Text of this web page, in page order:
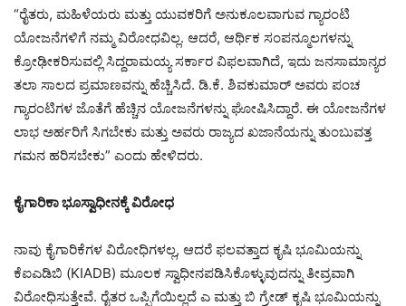
“ರೈತರು, ಮಹಿಳೆಯರು ಮತ್ತು ಯುವಕರಿಗೆ ಅನುಕೂಲವಾಗುವ ಗ್ಯಾರಂಟಿ
ಯೋಜನೆಗಳಿಗೆ ನಮ್ಮ ವಿರೋಧವಿಲ್ಲ. ಆದರೆ, ಆರ್ಥಿಕ ಸಂಪನ್ಮೂಲಗಳನ್ನು
ಕ್ರೋಢೀಕರಿಸುವಲ್ಲಿ ಸಿದ್ದರಾಮಯ್ಯ ಸರ್ಕಾರ ವಿಫಲವಾಗಿದೆ, ಇದು ಜನಸಾಮಾನ್ಯರ
ತಲಾ ಸಾಲದ ಪ್ರಮಾಣವನ್ನು ಹೆಚ್ಚಿಸಿದೆ. ಡಿ.ಕೆ. ಶಿವಕುಮಾರ್ ಅವರು ಪಂಚ
ಗ್ಯಾರಂಟಿಗಳ ಜೊತೆಗೆ ಹೆಚ್ಚಿನ ಯೋಜನೆಗಳನ್ನು ಘೋಷಿಸಿದ್ದಾರೆ. ಈ ಯೋಜನೆಗಳ
ಲಾಭ ಅರ್ಹರಿಗೆ ಸಿಗಬೇಕು ಮತ್ತು ಅವರು ರಾಜ್ಯದ ಖಜಾನೆಯನ್ನು ತುಂಬುವತ್ತ
ಗಮನ ಹರಿಸಬೇಕು” ಎಂದು ಹೇಳಿದರು.
ಕೈಗಾರಿಕಾ ಭೂಸ್ವಾಧೀನಕ್ಕೆ ವಿರೋಧ
ನಾವು ಕೈಗಾರಿಕೆಗಳ ವಿರೋಧಿಗಳಲ್ಲ, ಆದರೆ ಫಲವತ್ತಾದ ಕೃಷಿ ಭೂಮಿಯನ್ನು
ಕೆಐಎಡಿಬಿ (KIADB) ಮೂಲಕ ಸ್ವಾಧೀನಪಡಿಸಿಕೊಳ್ಳುವುದನ್ನು ತೀವ್ರವಾಗಿ
ವಿರೋಧಿಸುತ್ತೇವೆ. ರೈತರ ಒಪ್ಪಿಗೆಯಿಲ್ಲದೆ ಎ ಮತ್ತು ಬಿ ಗ್ರೇಡ್ ಕೃಷಿ ಭೂಮಿಯನ್ನು